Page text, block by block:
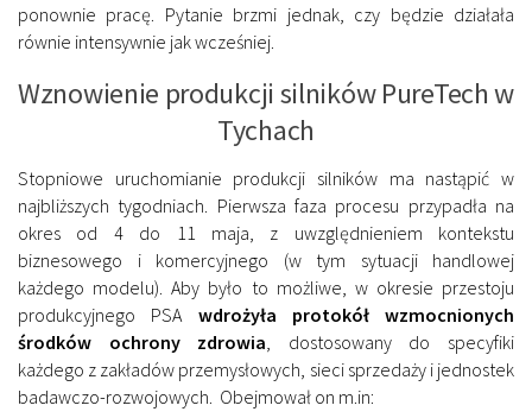
ponownie pracę. Pytanie brzmi jednak, czy będzie działała
równie intensywnie jak wcześniej.
Wznowienie produkcji silników PureTech w
Tychach
Stopniowe uruchomianie produkcji silników ma nastąpić w
najbliższych tygodniach. Pierwsza faza procesu przypadła na
okres od 4 do 11 maja, z uwzględnieniem kontekstu
biznesowego i komercyjnego (w tym sytuacji handlowej
każdego modelu). Aby było to możliwe, w okresie przestoju
produkcyjnego PSA wdrożyła protokół wzmocnionych
środków ochrony zdrowia , dostosowany do specyfiki
każdego z zakładów przemysłowych, sieci sprzedaży i jednostek
badawczo-rozwojowych. Obejmował on m.in: